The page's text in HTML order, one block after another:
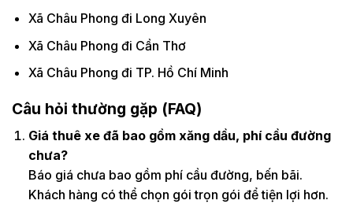
Xã Châu Phong đi Long Xuyên
Xã Châu Phong đi Cần Thơ
Xã Châu Phong đi TP. Hồ Chí Minh
Câu hỏi thường gặp (FAQ)
Giá thuê xe đã bao gồm xăng dầu, phí cầu đường
chưa?
Báo giá chưa bao gồm phí cầu đường, bến bãi.
Khách hàng có thể chọn gói trọn gói để tiện lợi hơn.